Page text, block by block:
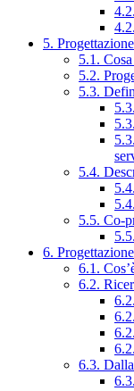
5.
5.1.
5.2.
5.3.
5.4.
5.5. Co-
6.
6.1.
6.2.
6.3.